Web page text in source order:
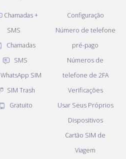
Chamadas +
SMS
Chamadas
SMS
WhatsApp SIM
SIM Trash
Gratuito
Configuração
Número de telefone
pré-pago
Números de
telefone de 2FA
Verificações
Usar Seus Próprios
Dispositivos
Cartão SIM de
Viagem